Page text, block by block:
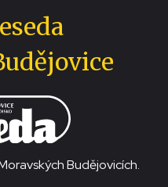
Budějovicích.